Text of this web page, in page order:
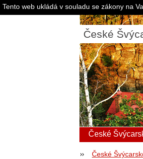
České
České
České
Tento web ukládá v souladu se zákony na